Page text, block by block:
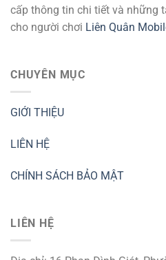
cấp thông tin chi tiết và những
cho người chơi Liên Quân
CHUYÊN MỤC
GIỚI THIỆU
LIÊN HỆ
CHÍNH SÁCH BẢO MẬT
LIÊN HỆ